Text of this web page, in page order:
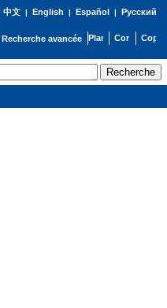
中文| English | Español | Русский
Recherche avancée